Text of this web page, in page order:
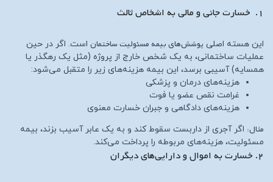
۱. خسارت جانی و مالی به اشخاص ثالث
این هسته اصلی پوشش‌های بیمه مسئولیت ساختمان است. اگر در حین
عملیات ساختمانی، به یک شخص خارج از پروژه (مثل یک رهگذر یا
همسایه) آسیبی برسد، این بیمه هزینه‌های زیر را متقبل می‌شود:
هزینه‌های درمان و پزشکی
غرامت نقص عضو یا فوت
هزینه‌های دادگاهی و جبران خسارت معنوی
مثال: اگر آجری از داربست سقوط کند و به یک عابر آسیب بزند، بیمه
مسئولیت، هزینه‌های مربوطه را پرداخت می‌کند.
۲. خسارت به اموال و دارایی‌های دیگران